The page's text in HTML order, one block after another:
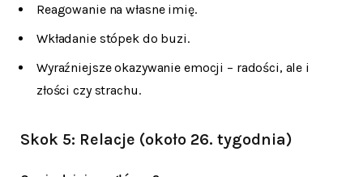
Reagowanie na własne imię.
Wkładanie stópek do buzi.
Wyraźniejsze okazywanie emocji – radości, ale i
złości czy strachu.
Skok 5: Relacje (około 26. tygodnia)